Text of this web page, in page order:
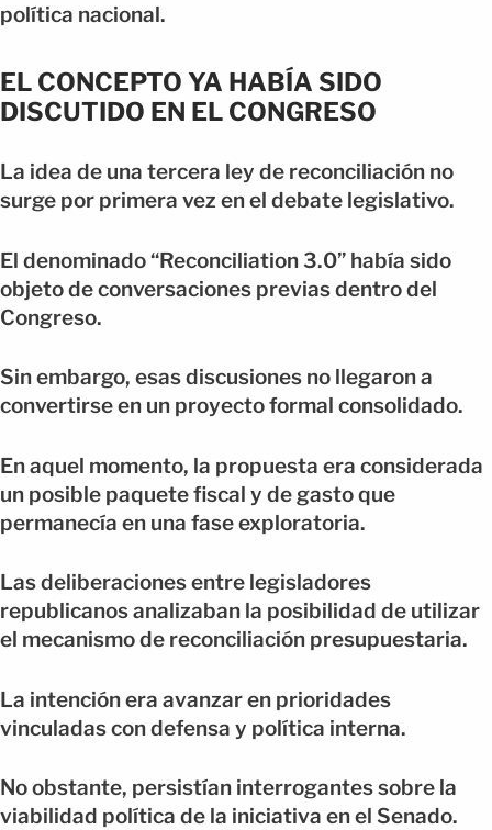
política nacional.
EL CONCEPTO YA HABÍA SIDO
DISCUTIDO EN EL CONGRESO
La idea de una tercera ley de reconciliación no
surge por primera vez en el debate legislativo.
El denominado “Reconciliation 3.0” había sido
objeto de conversaciones previas dentro del
Congreso.
Sin embargo, esas discusiones no llegaron a
convertirse en un proyecto formal consolidado.
En aquel momento, la propuesta era considerada
un posible paquete fiscal y de gasto que
permanecía en una fase exploratoria.
Las deliberaciones entre legisladores
republicanos analizaban la posibilidad de utilizar
el mecanismo de reconciliación presupuestaria.
La intención era avanzar en prioridades
vinculadas con defensa y política interna.
No obstante, persistían interrogantes sobre la
viabilidad política de la iniciativa en el Senado.